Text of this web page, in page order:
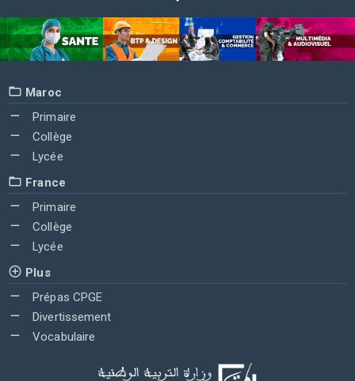
Maroc
Primaire
Collège
Lycée
France
Primaire
Collège
Lycée
Plus
Prépas CPGE
Divertissement
Vocabulaire